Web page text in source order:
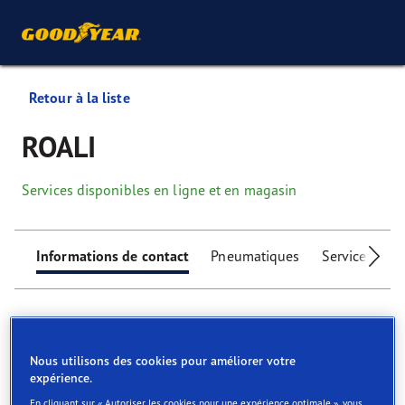
Retour à la liste
ROALI
Services disponibles en ligne et en magasin
Informations de contact Pneumatiques Services
Find your tyres
Nous utilisons des cookies pour améliorer votre
expérience.